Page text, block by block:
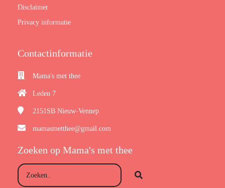
Disclaimer
Privacy informatie
Contactinformatie
Mama's met thee
Leden 7
2151SB Nieuw-Vennep
mamasmetthee@gmail.com
Zoeken op Mama's met thee